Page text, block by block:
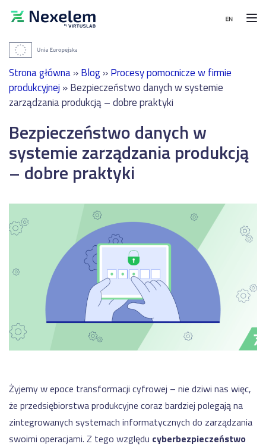
MENU
Moduły
Wdrożenia
referencje
Integracje
Kontakt
konsultacja
NA
SKRÓTY
Twój
ERP
dla
Zapisz
się
na
Meetup
Produkcyjny
Moduły
PRODUKCJA
System
produkcji
-
APS
System
zarządzania
realizacji
-
MES
magazynowy
dla
produkcji
WYDAJNOŚĆ
System
monitorowania
maszyn
oraz
linii
(IOT)
Wdrożenia
i
referencje
WDROŻENIA
Planowanie
produkcji
zintegrowane
z
SAP
Rubber
producencie
wyrobów
motoryzacji
Automatyzacja
kalkulacji
produkcyjnych
w
firmie
Etyflex
oraz
opakowań
Jak
skutecznie
zarządzać
Strona główna»Blog»Procesy pomocnicze w firmie
produkcyjnej »Bezpieczeństwo danych w systemie
zarządzania produkcją – dobre praktyki
Bezpieczeństwo danych w
systemie zarządzania produkcją
– dobre praktyki
Żyjemy w epoce transformacji cyfrowej – nie dziwi nas więc,
że przedsiębiorstwa produkcyjne coraz bardziej polegają na
zintegrowanych systemach informatycznych do zarządzania
swoimi operacjami. Z tego względu cyberbezpieczeństwo